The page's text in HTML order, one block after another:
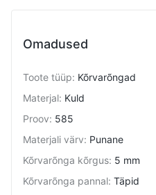
Omadused
Toote tüüp: Kõrvarõngad
Materjal: Kuld
Proov: 585
Materjali värv: Punane
Kõrvarõnga kõrgus: 5 mm
Kõrvarõnga pannal: Täpid